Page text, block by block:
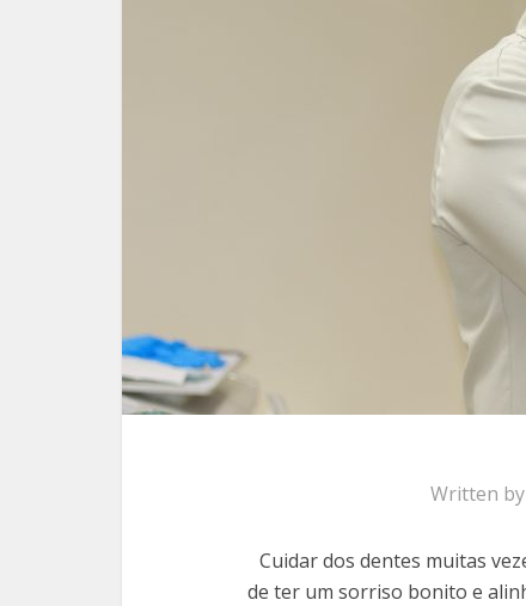
Written by
Cuidar dos dentes muitas
de ter um sorriso bonito e